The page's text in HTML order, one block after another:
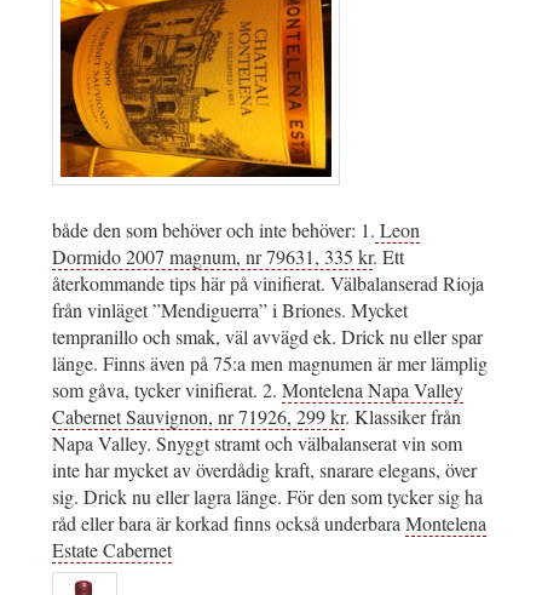
både den som behöver och inte behöver: 1. Leon
Dormido 2007 magnum, nr 79631, 335 kr. Ett
återkommande tips här på vinifierat. Välbalanserad Rioja
från vinläget ”Mendiguerra” i Briones. Mycket
tempranillo och smak, väl avvägd ek. Drick nu eller spar
länge. Finns även på 75:a men magnumen är mer lämplig
som gåva, tycker vinifierat. 2. Montelena Napa Valley
Cabernet Sauvignon, nr 71926, 299 kr. Klassiker från
Napa Valley. Snyggt stramt och välbalanserat vin som
inte har mycket av överdådig kraft, snarare elegans, över
sig. Drick nu eller lagra länge. För den som tycker sig ha
råd eller bara är korkad finns också underbaraMontelena
Estate Cabernet